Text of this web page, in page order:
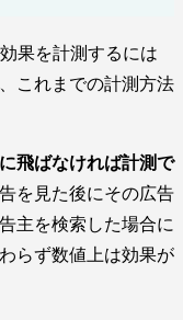
果を計測するには
これまでの計測方法
飛ばなければ計測で
を見た後にその広告
主を検索した場合に
らず数値上は効果が